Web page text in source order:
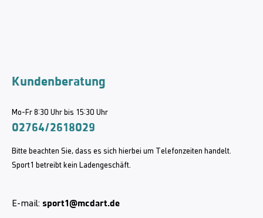
Kundenberatung
Mo-Fr 8:30 Uhr bis 15:30 Uhr
02764/2618029
Bitte beachten Sie, dass es sich hierbei um Telefonzeiten handelt.
Sport1 betreibt kein Ladengeschäft.
E-mail: sport1@mcdart.de